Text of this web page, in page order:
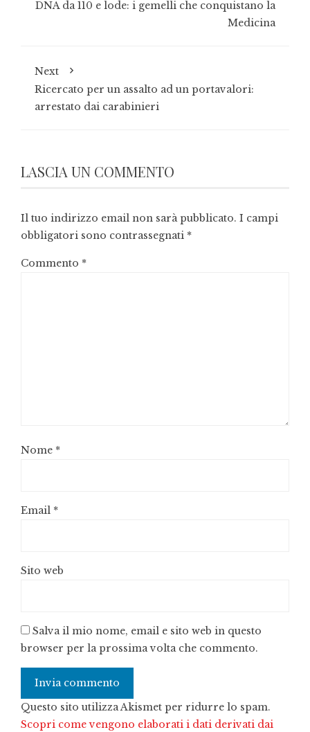
DNA da 110 e lode: i gemelli che conquistano la
Medicina
Next
Ricercato per un assalto ad un portavalori:
arrestato dai carabinieri
LASCIA UN COMMENTO
Il tuo indirizzo email non sarà pubblicato. I campi
obbligatori sono contrassegnati *
Commento *
Nome *
Email *
Sito web
Salva il mio nome, email e sito web in questo
browser per la prossima volta che commento.
Questo sito utilizza Akismet per ridurre lo spam.
Scopri come vengono elaborati i dati derivati dai